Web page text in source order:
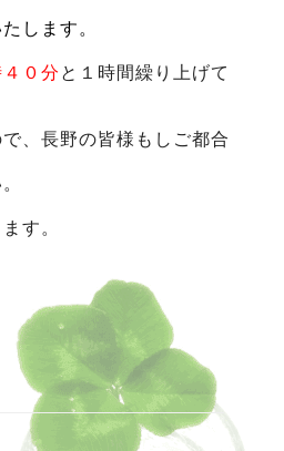
します。
０分 と１時間繰り上げて
、長野の皆様もしご都合
す。